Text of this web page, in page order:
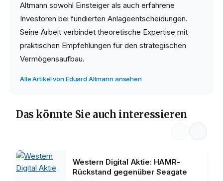
Altmann sowohl Einsteiger als auch erfahrene
Investoren bei fundierten Anlageentscheidungen.
Seine Arbeit verbindet theoretische Expertise mit
praktischen Empfehlungen für den strategischen
Vermögensaufbau.
Alle Artikel von Eduard Altmann ansehen
Das könnte Sie auch interessieren
Western Digital Aktie: HAMR-
Rückstand gegenüber Seagate